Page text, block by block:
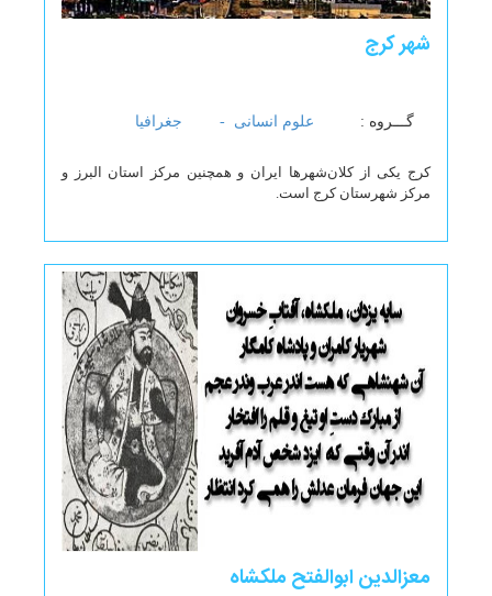
شهر کرج
گـــروه : علوم انسانی - جغرافیا
کرج یکی از کلان‌شهرها ایران و همچنین مرکز استان البرز و
مرکز شهرستان کرج است.
معزالدین ابوالفتح ملکشاه